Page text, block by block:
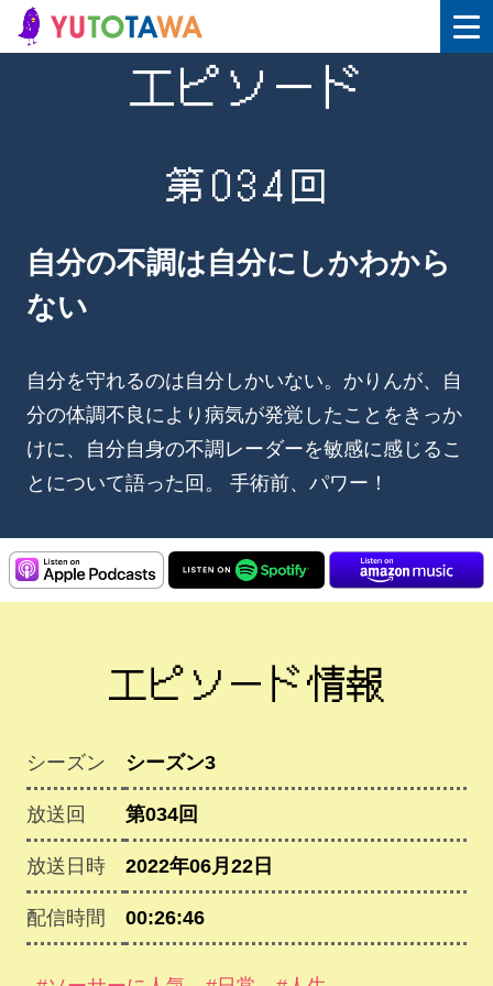
エピソード
第034回
自分の不調は自分にしかわから
ない
自分を守れるのは自分しかいない。かりんが、自
分の体調不良により病気が発覚したことをきっか
けに、自分自身の不調レーダーを敏感に感じるこ
とについて語った回。 手術前、パワー！
エピソード情報
シーズン シーズン3
放送回 第034回
放送日時 2022年06月22日
配信時間 00:26:46